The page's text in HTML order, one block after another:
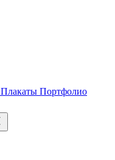
Плакаты Портфолио